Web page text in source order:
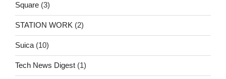
Square (3)
STATION WORK (2)
Suica (10)
Tech News Digest (1)